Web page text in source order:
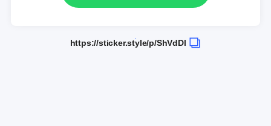
https://sticker.style/p/ShVdDl